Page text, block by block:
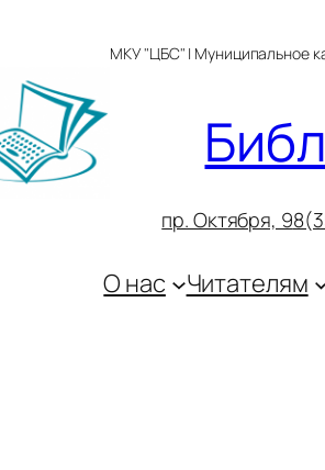
МКУ "ЦБС" | Муниципальное
пр. Октября, 9
О нас Читателям